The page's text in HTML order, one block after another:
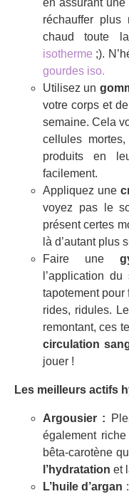
en assurant
réchauffer plus
chaud toute
isotherme ;).
gourdes iso.
Utilisez un
votre corps et de
semaine. Cela
cellules
produits en
facilement.
Appliquez une
voyez pas le
présent certes
là d’autant plus
Faire une
l’application
tapotement pour
rides, ridules.
remontant, ces
circulation
jouer !
Les meilleurs actifs
Argousier :
également
bêta-carotène
l’hydratation et
L’huile d’argan